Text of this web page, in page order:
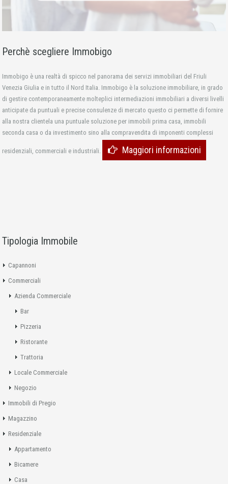
Perchè scegliere Immobigo
Immobigo è una realtà di spicco nel panorama dei servizi immobiliari del Friuli
Venezia Giulia e in tutto il Nord Italia. Immobigo è la soluzione immobiliare, in grado
di gestire contemporaneamente molteplici intermediazioni immobiliari a diversi livelli
anticipate da puntuali e precise consulenze di mercato questo ci permette di fornire
alla nostra clientela una puntuale soluzione per immobili prima casa, immobili
seconda casa o da investimento sino alla compravendita di imponenti complessi
residenziali, commerciali e industriali. Maggiori informazioni
Tipologia Immobile
Capannoni
Commerciali
Azienda Commerciale
Bar
Pizzeria
Ristorante
Trattoria
Locale Commerciale
Negozio
Immobili di Pregio
Magazzino
Residenziale
Appartamento
Bicamere
Casa